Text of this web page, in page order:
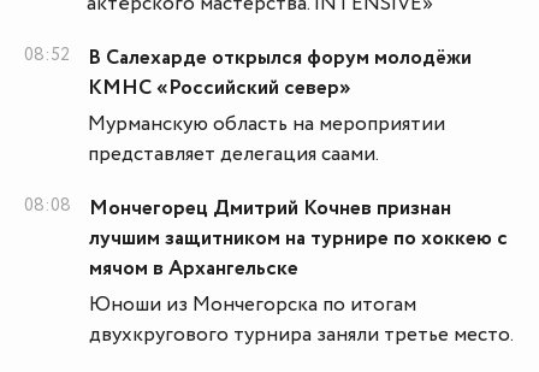
08:52
В Салехарде открылся форум молодёжи
КМНС «Российский север»
Мурманскую область на мероприятии
представляет делегация саами.
08:08
Мончегорец Дмитрий Кочнев признан
лучшим защитником на турнире по хоккею с
мячом в Архангельске
Юноши из Мончегорска по итогам
двухкругового турнира заняли третье место.